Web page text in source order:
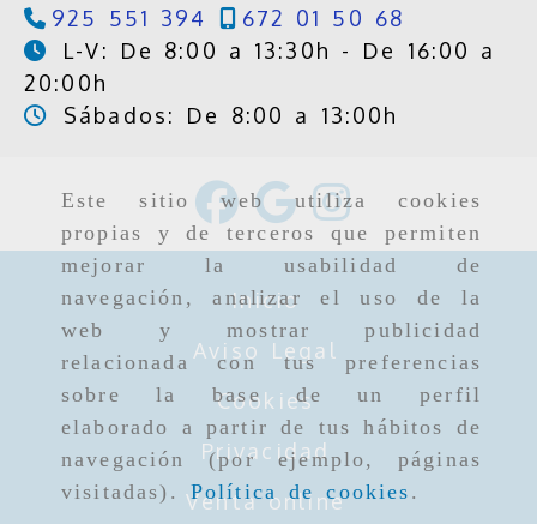
Este sitio web utiliza cookies
propias y de terceros que permiten
mejorar la usabilidad de
navegación, analizar el uso de la
web y mostrar publicidad
relacionada con tus preferencias
sobre la base de un perfil
elaborado a partir de tus hábitos de
navegación (por ejemplo, páginas
visitadas).Política de cookies .
925 551 394
672 01 50 68
L-V: De 8:00 a 13:30h - De 16:00 a
20:00h
Sábados: De 8:00 a 13:00h
Inicio
Aviso Legal
Cookies
Privacidad
Venta online